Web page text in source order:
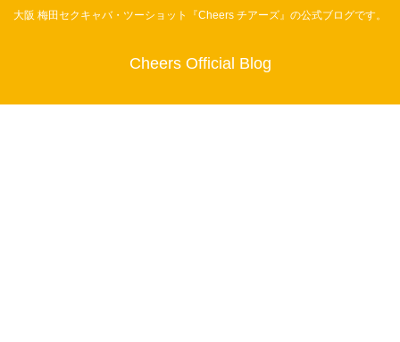
大阪 梅田セクキャバ・ツーショット『Cheers チアーズ』の公式ブログです。
Cheers Official Blog